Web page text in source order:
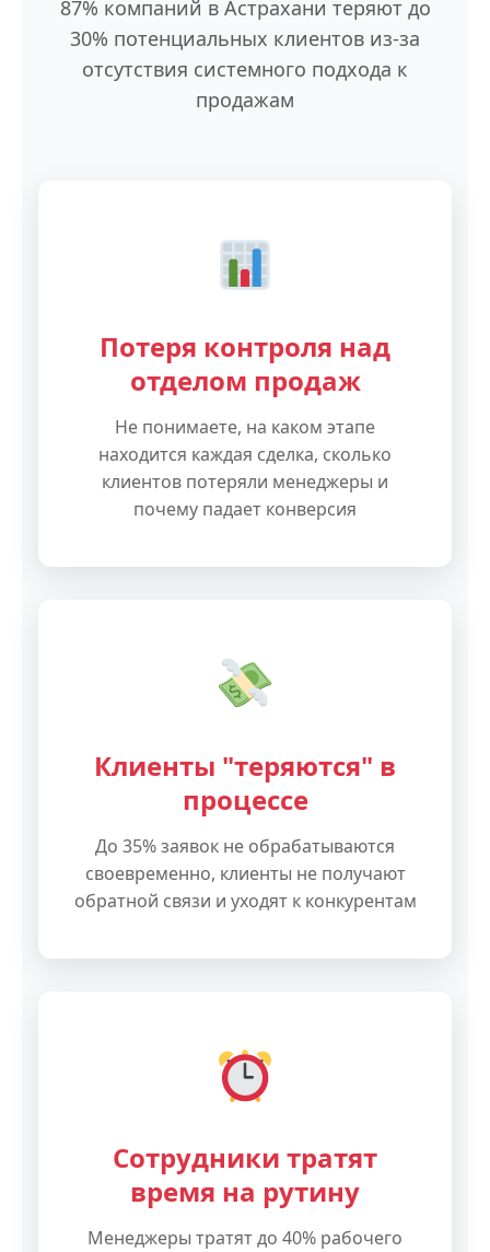
87% компаний в Астрахани теряют до
30% потенциальных клиентов из-за
отсутствия системного подхода к
продажам
Потеря контроля над
отделом продаж
Не понимаете, на каком этапе
находится каждая сделка, сколько
клиентов потеряли менеджеры и
почему падает конверсия
Клиенты "теряются" в
процессе
До 35% заявок не обрабатываются
своевременно, клиенты не получают
обратной связи и уходят к конкурентам
Сотрудники тратят
время на рутину
Менеджеры тратят до 40% рабочего